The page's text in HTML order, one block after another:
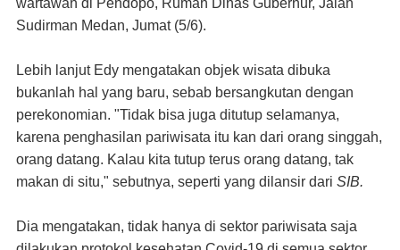
wartawan di Pendopo, Rumah Dinas Gubernur, Jalan
Sudirman Medan, Jumat (5/6).
Lebih lanjut Edy mengatakan objek wisata dibuka
bukanlah hal yang baru, sebab bersangkutan dengan
perekonomian. "Tidak bisa juga ditutup selamanya,
karena penghasilan pariwisata itu kan dari orang singgah,
orang datang. Kalau kita tutup terus orang datang, tak
makan di situ," sebutnya, seperti yang dilansir dari SIB.
Dia mengatakan, tidak hanya di sektor pariwisata saja